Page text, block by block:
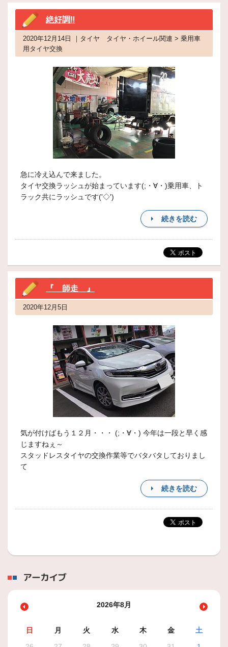
絶好調‼
2020年12月14日 ｜タイヤ タイヤ・ホイール関連 > 乗用車
用タイヤ交換
急に冷え込んで来ました。
タイヤ交換ラッシュが始まっています(;・∀・)乗用車、ト
ラック共にラッシュです('◇')ゞ
続きを読む
『 師走 』
2020年12月5日
気が付けばもう１２月・・・ (;・∀・) 今年は一段と早く感
じますねぇ～
スタッドレスタイヤの交換作業等でバタバタしておりまし
て
続きを読む
アーカイブ
2026年8月
日 月 火 水 木 金
土